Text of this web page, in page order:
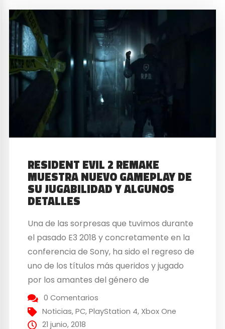
RESIDENT EVIL 2 REMAKE
MUESTRA NUEVO GAMEPLAY DE
SU JUGABILIDAD Y ALGUNOS
DETALLES
Una de las sorpresas que tuvimos durante
el pasado E3 2018 y concretamente en la
conferencia de Sony, ha sido el regreso de
uno de los títulos más queridos y jugado
por los amantes del género de
supervivencia y terror… Resident Evil 2
Remake nos mostró durante esta
conferencia su tráiler de presentación y
0 Comentarios
Noticias,PC,PlayStation 4, Xbox One
21 junio, 2018